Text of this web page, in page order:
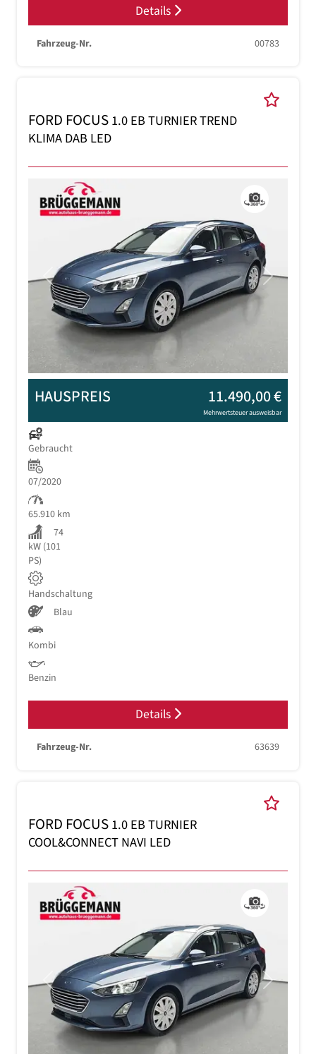
Details
Fahrzeug-Nr. 00783
FORD FOCUS1.0 EB TURNIER TREND
KLIMA DAB LED
Previous Next
HAUSPREIS 11.490,00 €
Mehrwertsteuer ausweisbar
Gebraucht
07/2020
65.910 km
74
kW (101
PS)
Handschaltung
Blau
Kombi
Benzin
Details
Fahrzeug-Nr. 63639
FORD FOCUS1.0 EB TURNIER
COOL&CONNECT NAVI LED
Previous Next